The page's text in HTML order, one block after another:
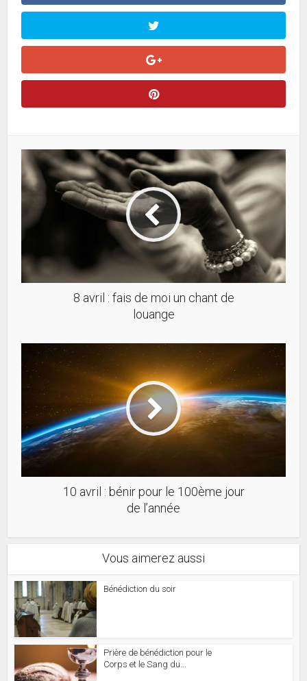
8 avril : fais de moi un chant de
louange
10 avril : bénir pour le 100ème jour
de l’année
Vous aimerez aussi
Bénédiction du soir
Prière de bénédiction pour le
Corps et le Sang du...